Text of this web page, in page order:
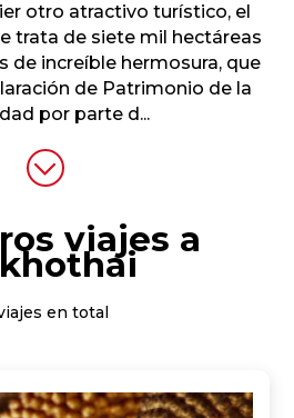
otro atractivo turístico, el
trata de siete mil hectáreas
de increíble hermosura, que
de Patrimonio de la
por parte d...
viajes a
en total